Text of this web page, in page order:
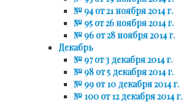
№ 94 от 21 ноября 2014 г.
№ 95 от 26 ноября 2014 г.
№ 96 от 28 ноября 2014 г.
Декабрь
№ 97 от 3 декабря 2014 г.
№ 98 от 5 декабря 2014 г.
№ 99 от 10 декабря 2014 г.
№ 100 от 12 декабря 2014 г.